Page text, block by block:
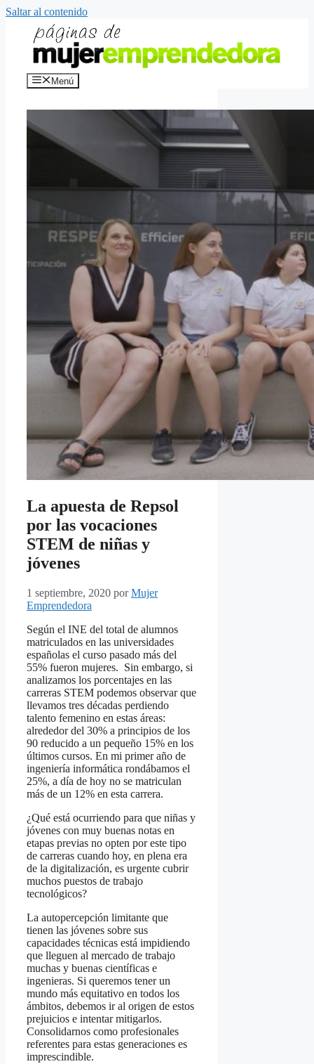
Saltar al contenido
Menú
La apuesta de Repsol
por las vocaciones
STEM de niñas y
jóvenes
1 septiembre, 2020 porMujer
Emprendedora
Según el INE del total de alumnos
matriculados en las universidades
españolas el curso pasado más del
55% fueron mujeres. Sin embargo, si
analizamos los porcentajes en las
carreras STEM podemos observar que
llevamos tres décadas perdiendo
talento femenino en estas áreas:
alrededor del 30% a principios de los
90 reducido a un pequeño 15% en los
últimos cursos. En mi primer año de
ingeniería informática rondábamos el
25%, a día de hoy no se matriculan
más de un 12% en esta carrera.
¿Qué está ocurriendo para que niñas y
jóvenes con muy buenas notas en
etapas previas no opten por este tipo
de carreras cuando hoy, en plena era
de la digitalización, es urgente cubrir
muchos puestos de trabajo
tecnológicos?
La autopercepción limitante que
tienen las jóvenes sobre sus
capacidades técnicas está impidiendo
que lleguen al mercado de trabajo
muchas y buenas científicas e
ingenieras. Si queremos tener un
mundo más equitativo en todos los
ámbitos, debemos ir al origen de estos
prejuicios e intentar mitigarlos.
Consolidarnos como profesionales
referentes para estas generaciones es
imprescindible.